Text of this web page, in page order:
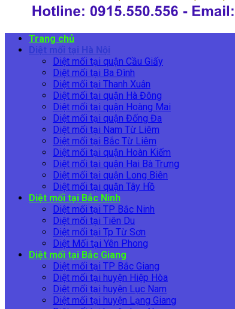
Trang chủ
Diệt mối tại Hà Nội
Diệt mối tại quận Cầu Giấy
Diệt mối tại Ba Đình
Diệt mối tại Thanh Xuân
Diệt mối tại quận Hà Đông
Diệt mối tại quận Hoàng Mai
Diệt mối tại quận Đống Đa
Diệt mối tại Nam Từ Liêm
Diệt mối tại Bắc Từ Liêm
Diệt mối tại quận Hoàn Kiếm
Diệt mối tại quận Hai Bà Trưng
Diệt mối tại quận Long Biên
Diệt mối tại quận Tây Hồ
Diệt mối tại Bắc Ninh
Diệt mối tại TP Bắc Ninh
Diệt mối tại Tiên Du
Diệt mối tại Tp Từ Sơn
Diệt Mối tại Yên Phong
Diệt mối tại Bắc Giang
Diệt mối tại TP Bắc Giang
Diệt mối tại huyện Hiệp Hòa
Diệt mối tại huyện Lục Nam
Diệt mối tại huyện Lạng Giang